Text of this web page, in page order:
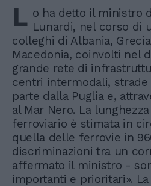
L o ha detto il ministro
Lunardi, nel corso di
colleghi di Albania,
Macedonia, coinvolti nel
grande rete di
centri intermodali,
parte dalla Puglia e,
al Mar Nero. La
ferroviario è stimata in
quella delle ferrovie in
discriminazioni tra un
affermato il ministro -
importanti e prioritari».